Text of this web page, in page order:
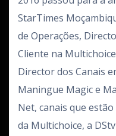
StarTimes
de Operações,
Cliente na
Director dos Canais
Maningue Magic e
Net, canais que
da Multichoice, a